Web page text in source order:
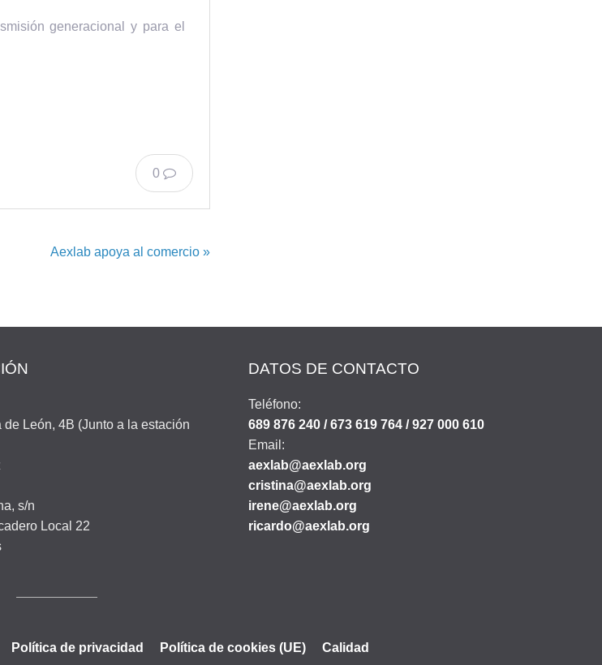
generacional y para el
0
Aexlab apoya al comercio »
León, 4B (Junto a la estación
s/n
Local 22
DATOS DE CONTACTO
Teléfono:
689 876 240 / 673 619 764 / 927 000 610
Email:
aexlab@aexlab.org
cristina@aexlab.org
irene@aexlab.org
ricardo@aexlab.org
Política de privacidad Política de cookies (UE) Calidad